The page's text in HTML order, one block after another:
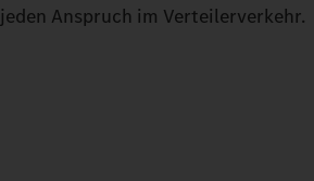
jeden Anspruch im Verteilerverkehr.